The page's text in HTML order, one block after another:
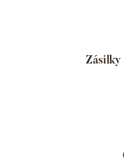
Zásilky